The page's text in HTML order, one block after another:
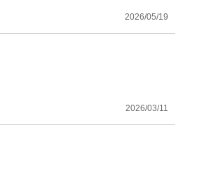
2026/05/19
2026/03/11